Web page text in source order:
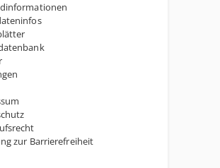
zur Barrierefreiheit